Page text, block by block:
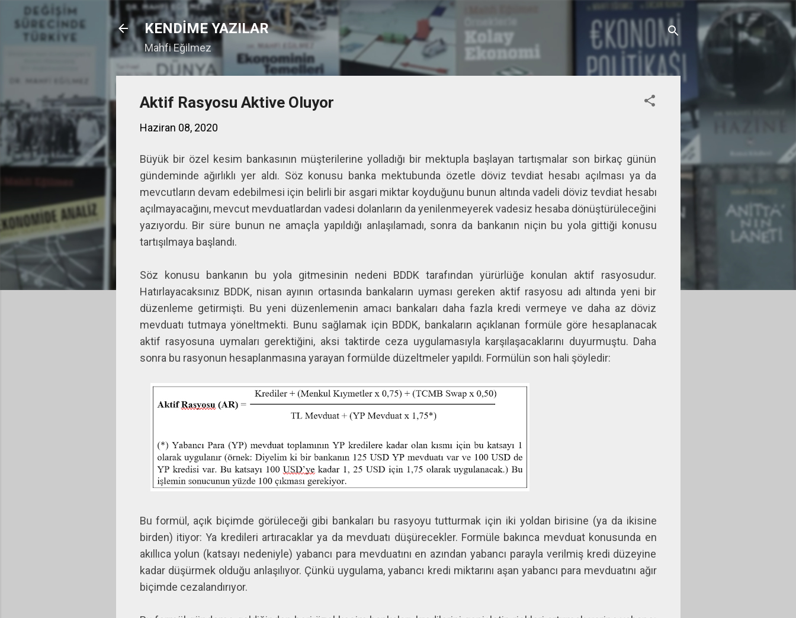
Ana içeriğe atla
KENDİME YAZILAR
Mahfi Eğilmez
Aktif Rasyosu Aktive Oluyor
Haziran 08, 2020
Büyük bir özel kesim bankasının müşterilerine yolladığı bir mektupla başlayan tartışmalar son birkaç günün
gündeminde ağırlıklı yer aldı. Söz konusu banka mektubunda özetle döviz tevdiat hesabı açılması ya da
mevcutların devam edebilmesi için belirli bir asgari miktar koyduğunu bunun altında vadeli döviz tevdiat hesabı
açılmayacağını, mevcut mevduatlardan vadesi dolanların da yenilenmeyerek vadesiz hesaba dönüştürüleceğini
yazıyordu. Bir süre bunun ne amaçla yapıldığı anlaşılamadı, sonra da bankanın niçin bu yola gittiği konusu
tartışılmaya başlandı.
Söz konusu bankanın bu yola gitmesinin nedeni BDDK tarafından yürürlüğe konulan aktif rasyosudur.
Hatırlayacaksınız BDDK, nisan ayının ortasında bankaların uyması gereken aktif rasyosu adı altında yeni bir
düzenleme getirmişti. Bu yeni düzenlemenin amacı bankaları daha fazla kredi vermeye ve daha az döviz
mevduatı tutmaya yöneltmekti. Bunu sağlamak için BDDK, bankaların açıklanan formüle göre hesaplanacak
aktif rasyosuna uymaları gerektiğini, aksi taktirde ceza uygulamasıyla karşılaşacaklarını duyurmuştu. Daha
sonra bu rasyonun hesaplanmasına yarayan formülde düzeltmeler yapıldı. Formülün son hali şöyledir:
Bu formül, açık biçimde görüleceği gibi bankaları bu rasyoyu tutturmak için iki yoldan birisine (ya da ikisine
birden) itiyor: Ya kredileri artıracaklar ya da mevduatı düşürecekler. Formüle bakınca mevduat konusunda en
akıllıca yolun (katsayı nedeniyle) yabancı para mevduatını en azından yabancı parayla verilmiş kredi düzeyine
kadar düşürmek olduğu anlaşılıyor. Çünkü uygulama, yabancı kredi miktarını aşan yabancı para mevduatını ağır
biçimde cezalandırıyor.